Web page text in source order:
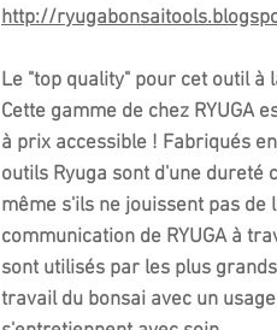
http://
Le "top quality" pour cet outil à
Cette gamme de chez RYUGA
à prix accessible ! Fabriqués
outils Ryuga sont d'une dureté
même s'ils ne jouissent pas de
communication de RYUGA à
sont utilisés par les plus
travail du bonsai avec un